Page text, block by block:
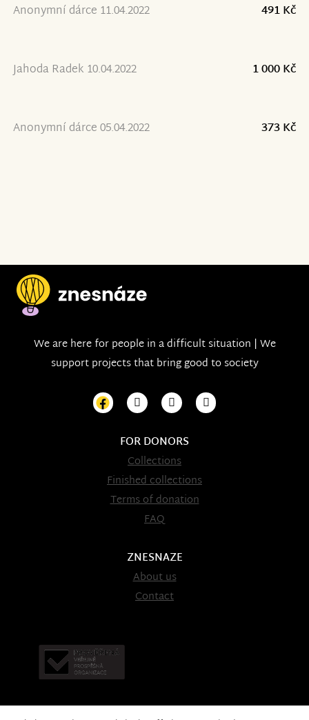
Anonymní dárce 11.04.2022 491 Kč
Jahoda Radek 10.04.2022 1 000 Kč
Anonymní dárce 05.04.2022 373 Kč
We are here for people in a difficult situation | We
support projects that bring good to society
FOR DONORS
Collections
Finished collections
Terms of donation
FAQ
ZNESNAZE
About us
Contact